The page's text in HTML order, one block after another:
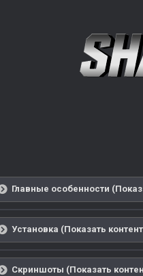
Главные особенности
Установка (Показать
Скриншоты (Показать